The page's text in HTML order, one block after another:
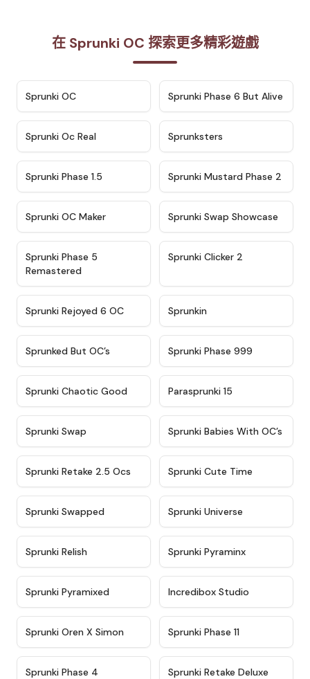
在 Sprunki OC 探索更多精彩遊戲
Sprunki OC ★ 4.9
Sprunki Phase 6 But Alive
Sprunki Oc Real Sprunksters
Sprunki Phase 1.5 ★ 4.4
Sprunki Mustard Phase 2
Sprunki OC Maker ★ 4.6
Sprunki Swap Showcase
Sprunki Phase 5
Remastered
Sprunki Clicker 2
★ 4.4
Sprunki Rejoyed 6 OC Sprunkin
Sprunked But OC’s Sprunki Phase 999
★ 4.7
Sprunki Chaotic Good Parasprunki 15
Sprunki Swap ★ 4.8
Sprunki Babies With OC’s
★ 4.6
Sprunki Retake 2.5 Ocs Sprunki Cute Time
Sprunki Swapped Sprunki Universe
Sprunki Relish Sprunki Pyraminx
Sprunki Pyramixed Incredibox Studio
★ 4.8
Sprunki Oren X Simon Sprunki Phase 11
Sprunki Phase 4
★ 4.6
Sprunki Retake Deluxe